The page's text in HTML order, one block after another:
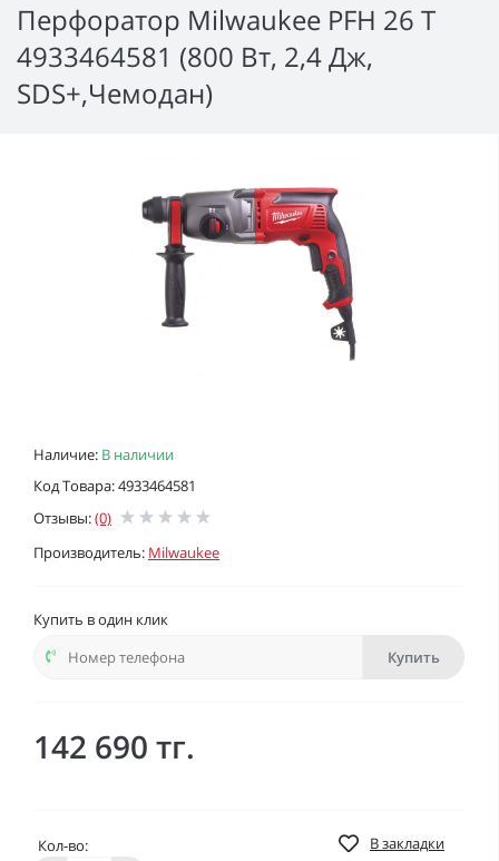
Перфоратор Milwaukee PFH 26 T
4933464581 (800 Вт, 2,4 Дж,
SDS+,Чемодан)
Наличие: В наличии
Код Товара: 4933464581
Отзывы:(0)
Производитель: Milwaukee
Купить в один клик
Купить
142 690 тг.
Кол-во:
В закладки